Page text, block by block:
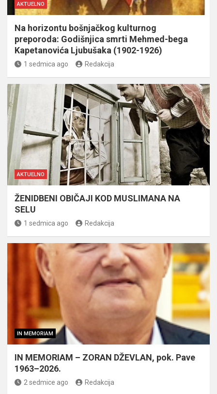
AKTUELNO
Na horizontu bošnjačkog kulturnog
preporoda: Godišnjica smrti Mehmed-bega
Kapetanovića Ljubušaka (1902-1926)
1 sedmica ago Redakcija
AKTUELNO
ŽENIDBENI OBIČAJI KOD MUSLIMANA NA
SELU
1 sedmica ago Redakcija
IN MEMORIAM
IN MEMORIAM – ZORAN DŽEVLAN, pok. Pave
1963–2026.
2 sedmice ago Redakcija